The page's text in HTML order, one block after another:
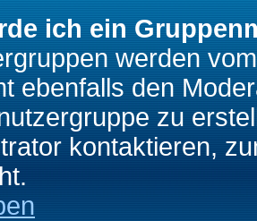
ich ein
werden
ebenfalls den
zu
kontaktieren,